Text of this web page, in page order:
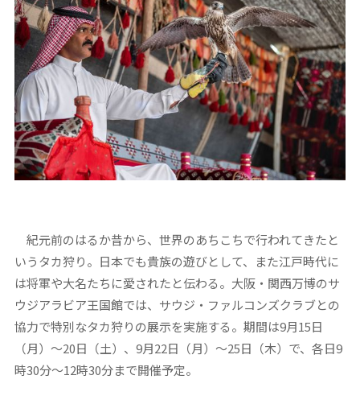
紀元前のはるか昔から、世界のあちこちで行われてきたと
いうタカ狩り。日本でも貴族の遊びとして、また江戸時代に
は将軍や大名たちに愛されたと伝わる。大阪・関西万博のサ
ウジアラビア王国館では、サウジ・ファルコンズクラブとの
協力で特別なタカ狩りの展示を実施する。期間は9月15日
（月）～20日（土）、9月22日（月）～25日（木）で、各日9
時30分～12時30分まで開催予定。